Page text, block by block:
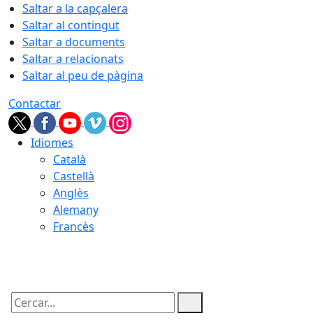
Saltar a la capçalera
Saltar al contingut
Saltar a documents
Saltar a relacionats
Saltar al peu de pàgina
Contactar
Idiomes
Català
Castellà
Anglès
Alemany
Francès
Cercar: